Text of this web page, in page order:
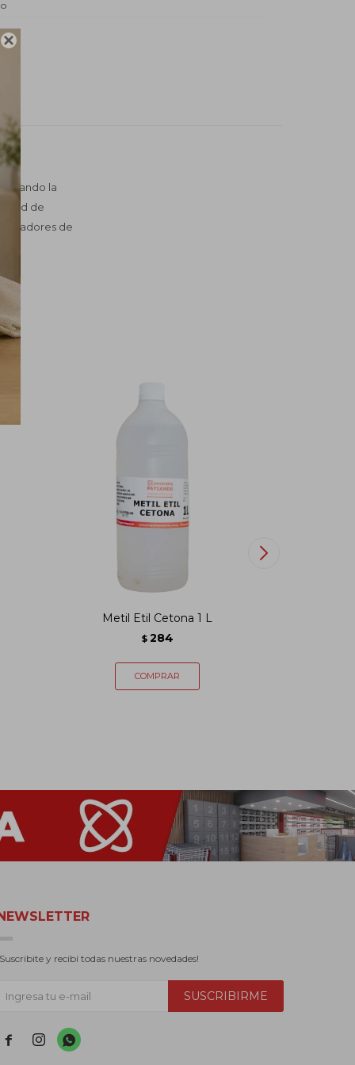

cuando la
de
de
Metil Etil Cetona 1 L
$ 284
y recibí todas nuestras novedades!
SUSCRIBIRME
  